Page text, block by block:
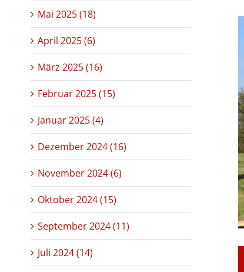
Mai 2025 (18)
April 2025 (6)
März 2025 (16)
Februar 2025 (15)
Januar 2025 (4)
Dezember 2024 (16)
November 2024 (6)
Oktober 2024 (15)
September 2024 (11)
Juli 2024 (14)